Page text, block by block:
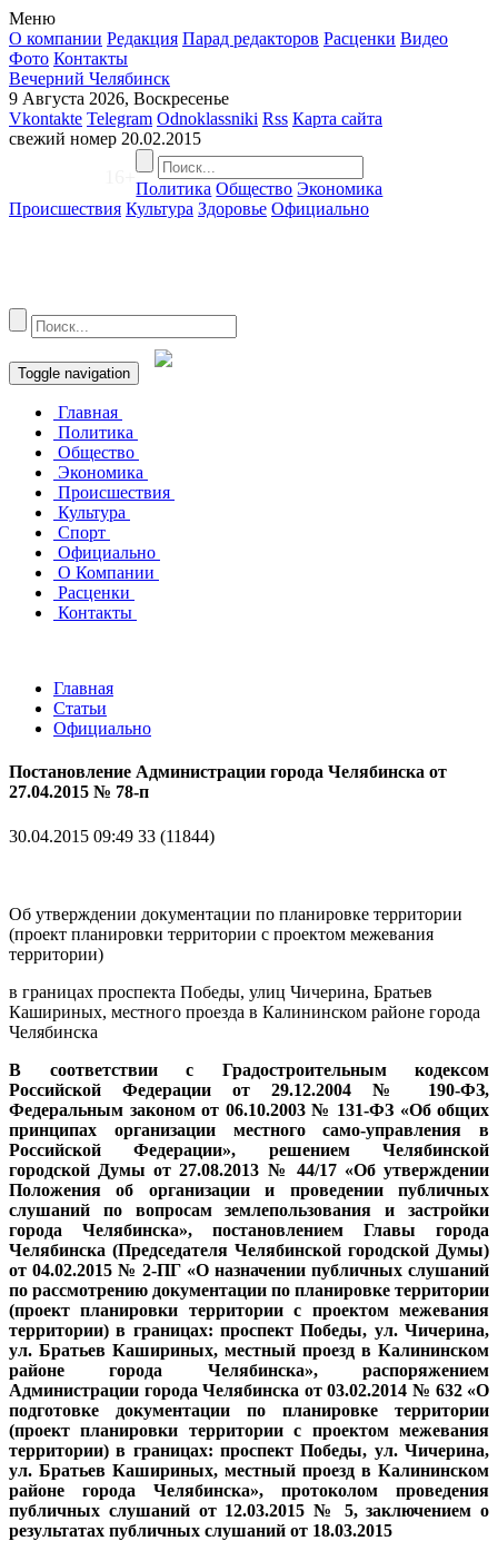
Меню
О компании Редакция Парад редакторов Расценки Видео
Фото Контакты
Вечерний Челябинск
9 Августа 2026, Воскресенье
Vkontakte Telegram Odnoklassniki Rss Карта сайта
свежий номер 20.02.2015
16+
Политика Общество Экономика
Происшествия Культура Здоровье Официально
Toggle navigation
Главная
Политика
Общество
Экономика
Происшествия
Культура
Спорт
Официально
О Компании
Расценки
Контакты
Главная
Статьи
Официально
Постановление Администрации города Челябинска от
27.04.2015 № 78-п
30.04.2015 09:49 33 (11844)
Об утверждении документации по планировке территории
(проект планировки территории с проектом межевания
территории)
в границах проспекта Победы, улиц Чичерина, Братьев
Кашириных, местного проезда в Калининском районе города
Челябинска
В соответствии с Градостроительным кодексом
Российской Федерации от 29.12.2004 № 190-ФЗ,
Федеральным законом от 06.10.2003 № 131-ФЗ «Об общих
принципах организации местного само-управления в
Российской Федерации», решением Челябинской
городской Думы от 27.08.2013 № 44/17 «Об утверждении
Положения об организации и проведении публичных
слушаний по вопросам землепользования и застройки
города Челябинска», постановлением Главы города
Челябинска (Председателя Челябинской городской Думы)
от 04.02.2015 № 2-ПГ «О назначении публичных слушаний
по рассмотрению документации по планировке территории
(проект планировки территории с проектом межевания
территории) в границах: проспект Победы, ул. Чичерина,
ул. Братьев Кашириных, местный проезд в Калининском
районе города Челябинска», распоряжением
Администрации города Челябинска от 03.02.2014 № 632 «О
подготовке документации по планировке территории
(проект планировки территории с проектом межевания
территории) в границах: проспект Победы, ул. Чичерина,
ул. Братьев Кашириных, местный проезд в Калининском
районе города Челябинска», протоколом проведения
публичных слушаний от 12.03.2015 № 5, заключением о
результатах публичных слушаний от 18.03.2015